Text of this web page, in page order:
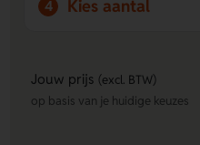
4 Kies aantal
Jouw prijs (excl. BTW)
op basis van je huidige keuzes